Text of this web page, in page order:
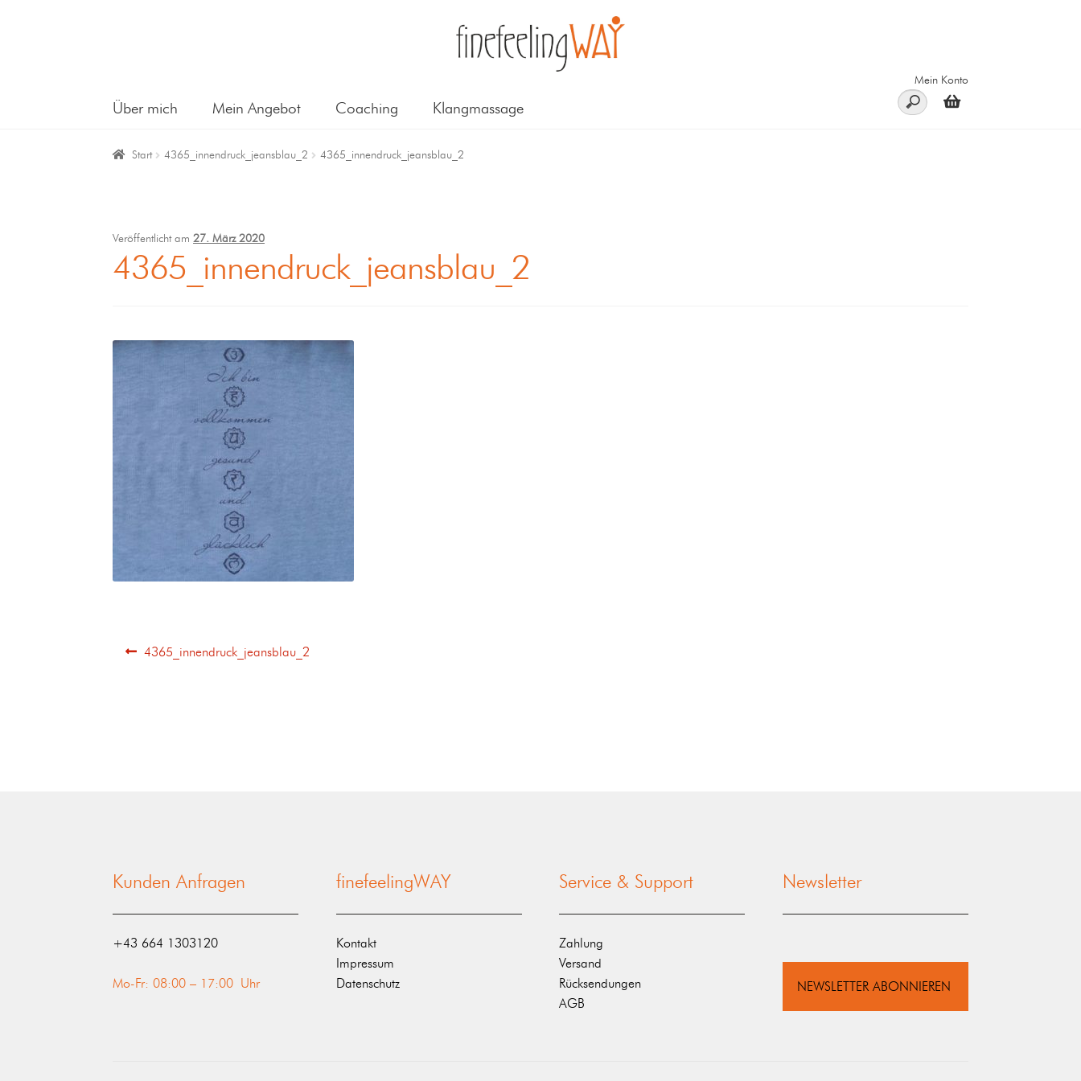
Über mich Mein Angebot Coaching Klangmassage
Mein Konto
Start 4365_innendruck_jeansblau_2 4365_innendruck_jeansblau_2
Veröffentlicht am27. März 2020
4365_innendruck_jeansblau_2
4365_innendruck_jeansblau_2
Kunden Anfragen
‭+43 664 1303120‬
Mo-Fr: 08:00 – 17:00 Uhr
finefeelingWAY
Kontakt
Impressum
Datenschutz
Service & Support
Zahlung
Versand
Rücksendungen
AGB
Newsletter
NEWSLETTER ABONNIEREN